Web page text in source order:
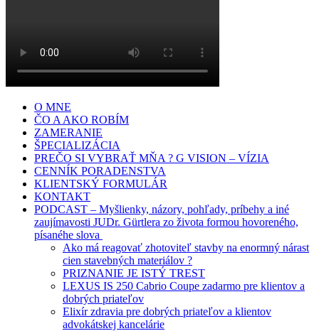
O MNE
ČO A AKO ROBÍM
ZAMERANIE
ŠPECIALIZÁCIA
PREČO SI VYBRAŤ MŇA ? G VISION – VÍZIA
CENNÍK PORADENSTVA
KLIENTSKÝ FORMULÁR
KONTAKT
PODCAST – Myšlienky, názory, pohľady, príbehy a iné
zaujímavosti JUDr. Gürtlera zo života formou hovoreného,
písanéhe slova
Ako má reagovať zhotoviteľ stavby na enormný nárast
cien stavebných materiálov ?
PRIZNANIE JE ISTÝ TREST
LEXUS IS 250 Cabrio Coupe zadarmo pre klientov a
dobrých priateľov
Elixír zdravia pre dobrých priateľov a klientov
advokátskej kancelárie